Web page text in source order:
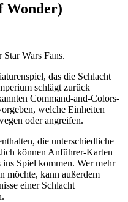
Wonder)
Wars Fans.
das die Schlacht
schlägt zurück
Command-and-Colors-
welche Einheiten
oder angreifen.
die unterschiedliche
können Anführer-Karten
Spiel kommen. Wer mehr
möchte, kann außerdem
einer Schlacht